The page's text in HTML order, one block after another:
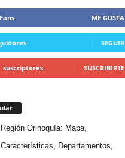
Fans ME GUSTA
SEGUIR
suscriptores SUSCRIBIRTE
Región Orinoquía: Mapa,
Características, Departamentos,